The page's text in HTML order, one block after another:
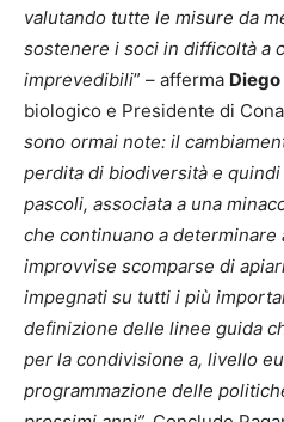
valutando tutte le misure da
sostenere i soci in difficoltà a
imprevedibili” – afferma
biologico e Presidente di
sono ormai note: il
perdita di biodiversità e
pascoli, associata a una
che continuano a determinare
improvvise scomparse di
impegnati su tutti i più
definizione delle linee guida
per la condivisione a, livello
programmazione delle